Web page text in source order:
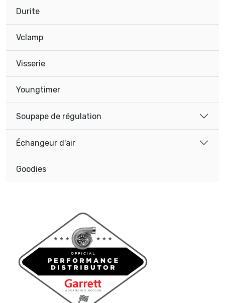
Durite
Vclamp
Visserie
Youngtimer
Soupape de régulation
Échangeur d'air
Goodies